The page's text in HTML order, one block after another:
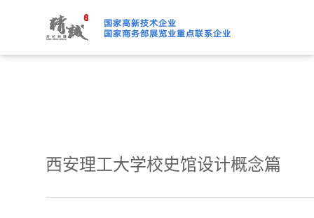
91桃色APP下载免费版,91
西安理工大学校史馆设计概念篇